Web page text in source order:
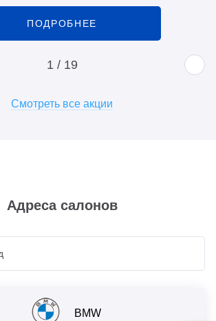
ПОДРОБНЕЕ
1 / 19
Смотреть все акции
Адреса салонов
BMW